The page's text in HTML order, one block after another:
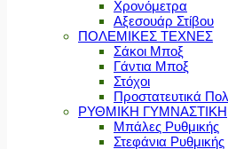
Χρονόμετρα
Αξεσουάρ Στίβου
ΠΟΛΕΜΙΚΕΣ ΤΕΧΝΕΣ
Σάκοι Μποξ
Γάντια Μποξ
Στόχοι
Προστατευτικά
ΡΥΘΜΙΚΗ ΓΥΜΝΑΣΤΙΚΗ
Μπάλες Ρυθμικής
Στεφάνια Ρυθμικής